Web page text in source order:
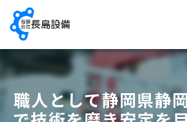
職人として静岡県静